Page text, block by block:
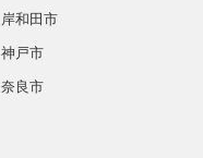
岸和田市
神戸市
奈良市